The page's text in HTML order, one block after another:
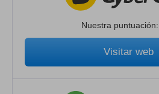
Nuestra puntuación:
Visitar web